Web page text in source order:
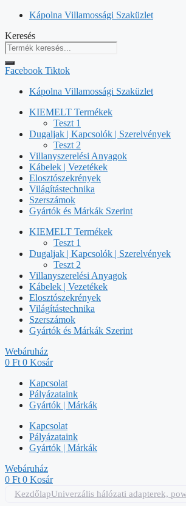
Kilépés
tartalomba
Kápolna Villamossági Szaküzlet
Keresés
Facebook Tiktok
Kápolna Villamossági Szaküzlet
KIEMELT Termékek
Teszt 1
Dugaljak | Kapcsolók | Szerelvények
Teszt 2
Villanyszerelési Anyagok
Kábelek | Vezetékek
Elosztószekrények
Világítástechnika
Szerszámok
Gyártók és Márkák Szerint
KIEMELT Termékek
Teszt 1
Dugaljak | Kapcsolók | Szerelvények
Teszt 2
Villanyszerelési Anyagok
Kábelek | Vezetékek
Elosztószekrények
Világítástechnika
Szerszámok
Gyártók és Márkák Szerint
Webáruház
0 Ft 0 Kosár
Kapcsolat
Pályázataink
Gyártók | Márkák
Kapcsolat
Pályázataink
Gyártók | Márkák
Webáruház
0 Ft 0 Kosár
KezdőlapUniverzális hálózati adapterek,